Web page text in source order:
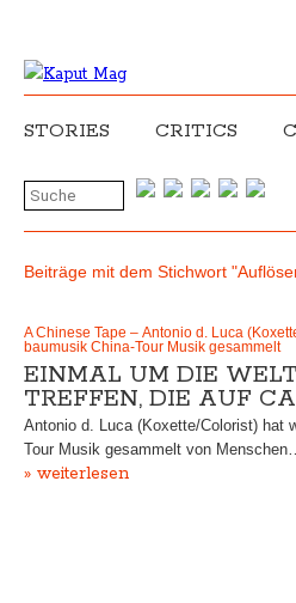
STORIES CRITICS
Beiträge mit dem Stichwort
A Chinese Tape – Antonio d. Luca
baumusik China-Tour Musik gesammelt
EINMAL UM DIE
TREFFEN, DIE AUF
Antonio d. Luca (Koxette/Colorist) hat
Tour Musik gesammelt von
» weiterlesen